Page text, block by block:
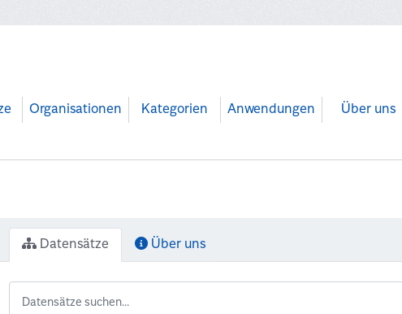
Organisationen Kategorien Anwendungen Über uns
Datensätze Über uns